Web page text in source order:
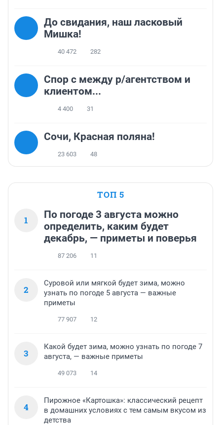
До свидания, наш ласковый
Мишка!
40 472 282
Спор с между р/агентством и
клиентом...
4 400 31
Сочи, Красная поляна!
23 603 48
ТОП 5
1
По погоде 3 августа можно
определить, каким будет
декабрь, — приметы и поверья
87 206 11
2
Суровой или мягкой будет зима, можно
узнать по погоде 5 августа — важные
приметы
77 907 12
3
Какой будет зима, можно узнать по погоде 7
августа, — важные приметы
49 073 14
4
Пирожное «Картошка»: классический рецепт
в домашних условиях с тем самым вкусом из
детства